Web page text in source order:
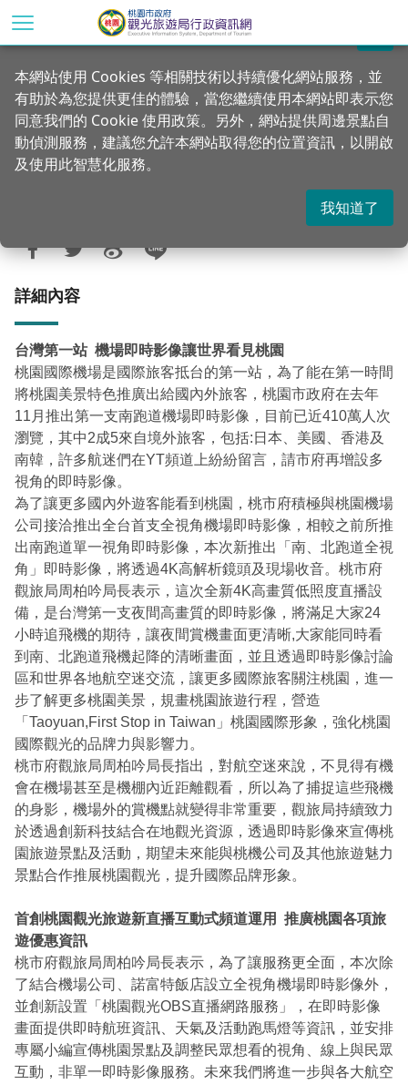
到
首頁 行政公告 本局新聞稿
「追飛機搶好康~桃市府觀光直播互動式頻
道正式啟用」 讓你的優惠最即時
976
詳細內容
台灣第一站 機場即時影像讓世界看見桃園
桃園國際機場是國際旅客抵台的第一站，為了能在第一時間
將桃園美景特色推廣出給國內外旅客，桃園市政府在去年
11月推出第一支南跑道機場即時影像，目前已近410萬人次
瀏覽，其中2成5來自境外旅客，包括:日本、美國、香港及
南韓，許多航迷們在YT頻道上紛紛留言，請市府再增設多
視角的即時影像。
為了讓更多國內外遊客能看到桃園，桃市府積極與桃園機場
公司接洽推出全台首支全視角機場即時影像，相較之前所推
出南跑道單一視角即時影像，本次新推出「南、北跑道全視
角」即時影像，將透過4K高解析鏡頭及現場收音。桃市府
觀旅局周柏吟局長表示，這次全新4K高畫質低照度直播設
備，是台灣第一支夜間高畫質的即時影像，將滿足大家24
小時追飛機的期待，讓夜間賞機畫面更清晰,大家能同時看
到南、北跑道飛機起降的清晰畫面，並且透過即時影像討論
區和世界各地航空迷交流，讓更多國際旅客關注桃園，進一
步了解更多桃園美景，規畫桃園旅遊行程，營造
「Taoyuan,First Stop in Taiwan」桃園國際形象，強化桃園
國際觀光的品牌力與影響力。
桃市府觀旅局周柏吟局長指出，對航空迷來說，不見得有機
會在機場甚至是機棚內近距離觀看，所以為了捕捉這些飛機
的身影，機場外的賞機點就變得非常重要，觀旅局持續致力
於透過創新科技結合在地觀光資源，透過即時影像來宣傳桃
園旅遊景點及活動，期望未來能與桃機公司及其他旅遊魅力
景點合作推展桃園觀光，提升國際品牌形象。
首創桃園觀光旅遊新直播互動式頻道運用 推廣桃園各項旅
遊優惠資訊
桃市府觀旅局周柏吟局長表示，為了讓服務更全面，本次除
了結合機場公司、諾富特飯店設立全視角機場即時影像外，
並創新設置「桃園觀光OBS直播網路服務」，在即時影像
畫面提供即時航班資訊、天氣及活動跑馬燈等資訊，並安排
專屬小編宣傳桃園景點及調整民眾想看的視角、線上與民眾
互動，非單一即時影像服務。未來我們將進一步與各大航空
關閉
本網站使用 Cookies 等相關技術以持續優化網站服務，並
有助於為您提供更佳的體驗，當您繼續使用本網站即表示您
同意我們的 Cookie 使用政策。另外，網站提供周邊景點自
動偵測服務，建議您允許本網站取得您的位置資訊，以開啟
及使用此智慧化服務。
我知道了